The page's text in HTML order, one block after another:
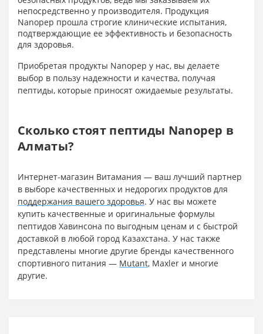
непосредственно у производителя. Продукция
Nanopep прошла строгие клинические испытания,
подтверждающие ее эффективность и безопасность
для здоровья.
Приобретая продукты Nanopep у нас, вы делаете
выбор в пользу надежности и качества, получая
пептиды, которые приносят ожидаемые результаты.
Сколько стоят пептиды Nanopep в
Алматы?
Интернет-магазин Витамания — ваш лучший партнер
в выборе качественных и недорогих продуктов для
поддержания вашего здоровья. У нас вы можете
купить качественные и оригинальные формулы
пептидов Хавинсона по выгодным ценам и с быстрой
доставкой в любой город Казахстана. У нас также
представлены многие другие бренды качественного
спортивного питания — Mutant, Maxler и многие
другие.